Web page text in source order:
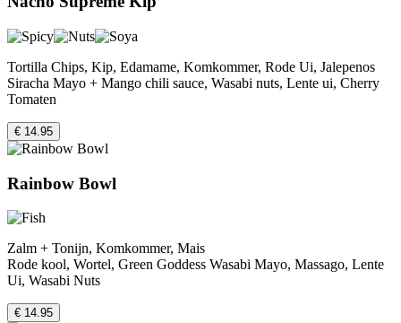
Tortilla Chips, Kip, Edamame, Komkommer, Rode Ui, Jalepenos
Siracha Mayo + Mango chili sauce, Wasabi nuts, Lente ui, Cherry
Tomaten
€ 14.95
Rainbow Bowl
Zalm + Tonijn, Komkommer, Mais
Rode kool, Wortel, Green Goddess Wasabi Mayo, Massago, Lente
Ui, Wasabi Nuts
€ 14.95